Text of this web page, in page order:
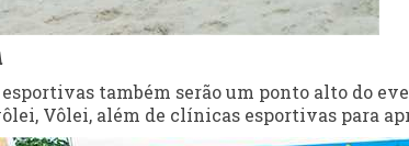
também serão um ponto alto do
Vôlei, além de clínicas esportivas para